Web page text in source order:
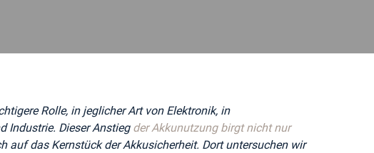
Rolle, in jeglicher Art von Elektronik, in
Industrie. Dieser Anstieg der Akkunutzung birgt nicht nur
auf das Kernstück der Akkusicherheit. Dort untersuchen wir